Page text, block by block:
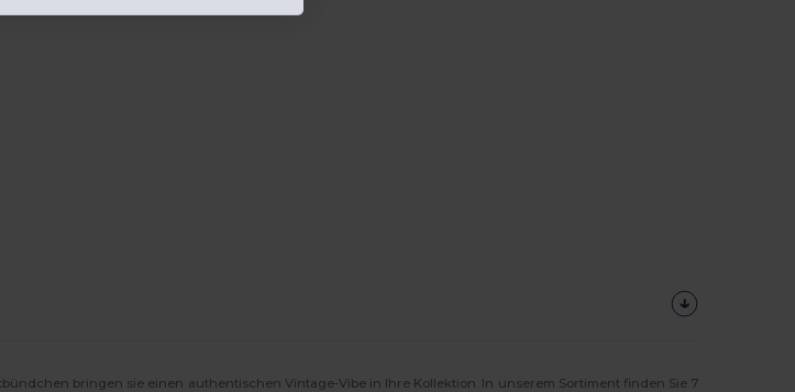
bringen sie einen authentischen Vintage-Vibe in Ihre Kollektion. In unserem Sortiment finden Sie 7